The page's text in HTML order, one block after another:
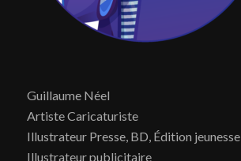
Guillaume Néel
Artiste Caricaturiste
Illustrateur Presse, BD, Édition jeunesse
Illustrateur publicitaire